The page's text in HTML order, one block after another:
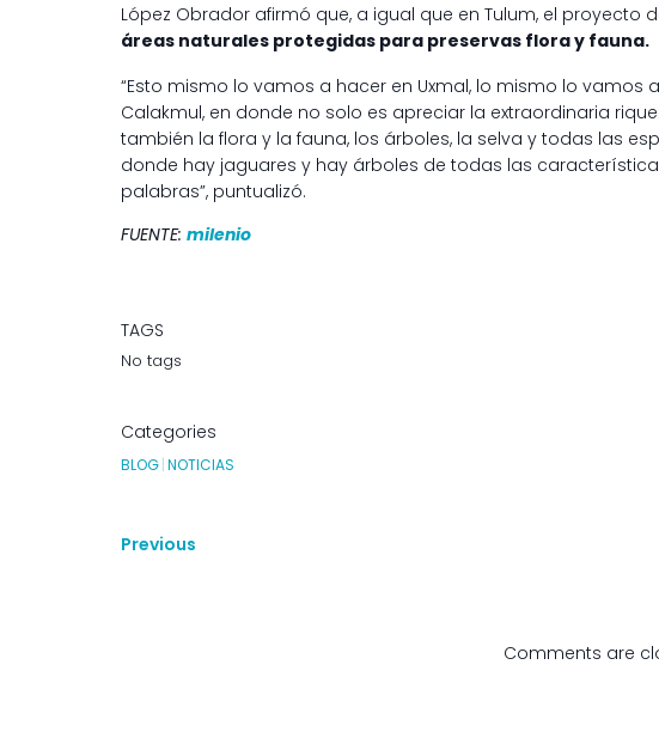
López Obrador afirmó que, a igual que en Tulum, el proyecto
áreas naturales protegidas para preservas flora y fauna.
“Esto mismo lo vamos a hacer en Uxmal, lo mismo lo vamos
Calakmul, en donde no solo es apreciar la extraordinaria
también la flora y la fauna, los árboles, la selva y todas las
donde hay jaguares y hay árboles de todas las
palabras”, puntualizó.
FUENTE: milenio
TAGS
No tags
Categories
BLOG|NOTICIAS
Previous
Comments are